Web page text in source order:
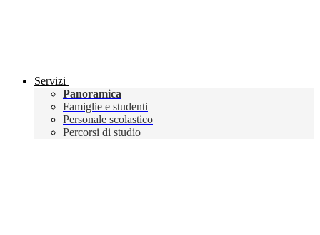
Servizi
Panoramica
Famiglie e studenti
Personale scolastico
Percorsi di studio